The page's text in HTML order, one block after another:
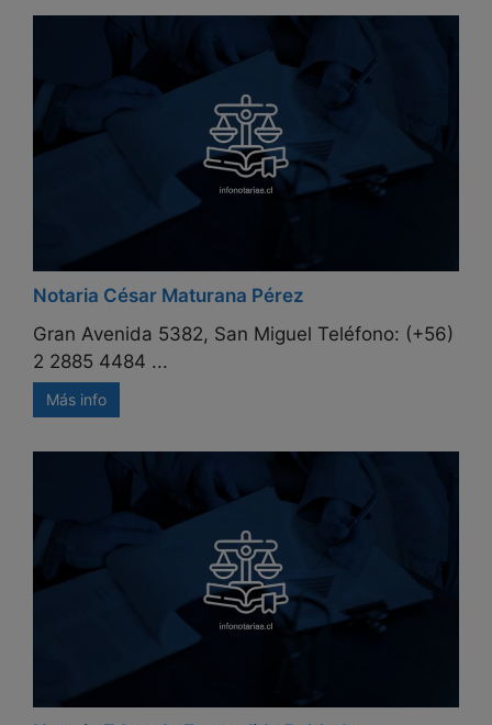
Notaria César Maturana Pérez
Gran Avenida 5382, San Miguel Teléfono: (+56)
2 2885 4484 ...
Más info